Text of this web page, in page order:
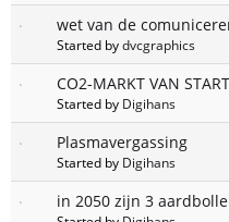
wet van de
Started bydvcgraphics
CO2-MARKT VAN START
Started by Digihans
Plasmavergassing
Started by Digihans
in 2050 zijn 3